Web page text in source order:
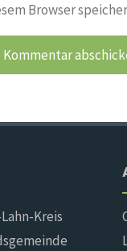
Browser
Kreis